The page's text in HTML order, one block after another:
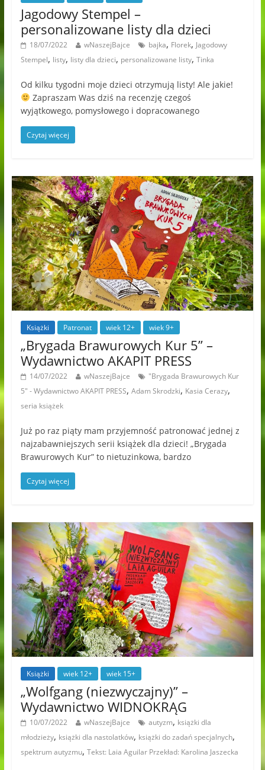
Jagodowy Stempel –
personalizowane listy dla dzieci
18/07/2022 wNaszejBajce bajka, Florek, Jagodowy
Stempel, listy, listy dla dzieci, personalizowane listy, Tinka
Od kilku tygodni moje dzieci otrzymują listy! Ale jakie!
Zapraszam Was dziś na recenzję czegoś
wyjątkowego, pomysłowego i dopracowanego
Czytaj więcej
Książki Patronat wiek 12+ wiek 9+
„Brygada Brawurowych Kur 5” –
Wydawnictwo AKAPIT PRESS
14/07/2022 wNaszejBajce
"Brygada Brawurowych Kur
5" - Wydawnictwo AKAPIT PRESS, Adam Skrodzki, Kasia Cerazy,
seria książek
Już po raz piąty mam przyjemność patronować jednej z
najzabawniejszych serii książek dla dzieci! „Brygada
Brawurowych Kur” to nietuzinkowa, bardzo
Czytaj więcej
Książki wiek 12+ wiek 15+
„Wolfgang (niezwyczajny)” –
Wydawnictwo WIDNOKRĄG
10/07/2022 wNaszejBajce autyzm, książki dla
młodzieży, książki dla nastolatków, książki do zadań specjalnych,
spektrum autyzmu, Tekst: Laia Aguilar Przekład: Karolina Jaszecka